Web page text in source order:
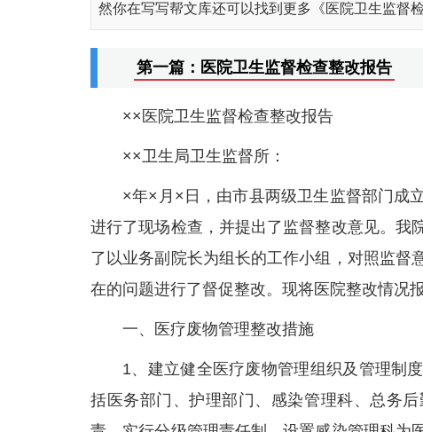
然你在写写帮文库还可以找到更多《医院卫生监督
第一篇：医院卫生监督检查整改报告
××医院卫生监督检查整改报告
××卫生局卫生监督所：
×年×月×日，由市县两级卫生监督部门成
进行了现场检查，并提出了监督整改意见。我
了以业务副院长为组长的工作小组，对照监督
在的问题进行了督促整改。现将医院整改情况
一、医疗废物管理整改措施
1、建立健全医疗废物管理组织及管理制
括医务部门、护理部门、感染管理科、总务